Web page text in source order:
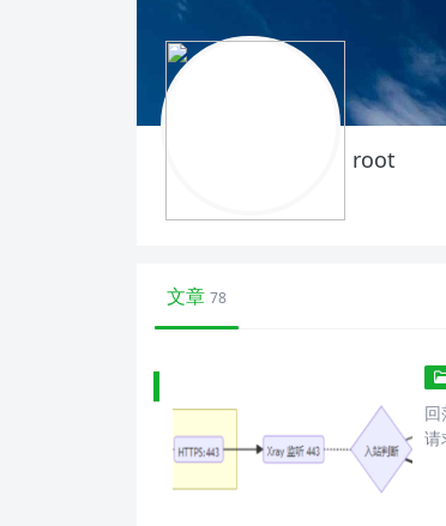
root
文章 78
请